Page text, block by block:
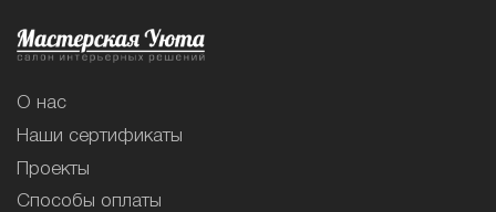
О нас
Наши сертификаты
Проекты
Способы оплаты